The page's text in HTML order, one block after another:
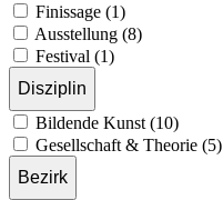
Finissage (1)
Ausstellung (8)
Festival (1)
Disziplin
Bildende Kunst (10)
Gesellschaft & Theorie (5)
Bezirk